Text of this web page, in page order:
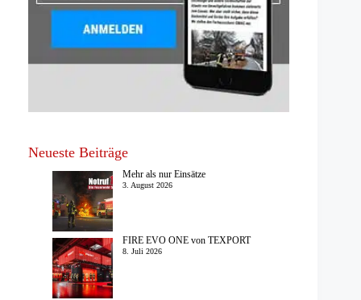
Neueste Beiträge
Mehr als nur Einsätze
3. August 2026
FIRE EVO ONE von TEXPORT
8. Juli 2026